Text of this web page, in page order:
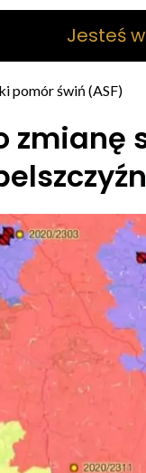
Jesteś
pomór świń (ASF)
zmianę